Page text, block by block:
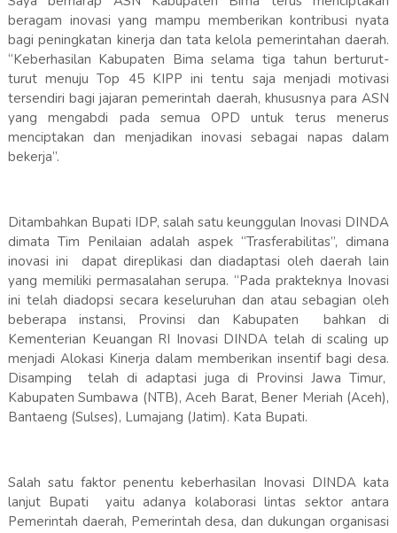
beragam inovasi yang mampu memberikan kontribusi nyata
bagi peningkatan kinerja dan tata kelola pemerintahan daerah.
“Keberhasilan Kabupaten Bima selama tiga tahun berturut-
turut menuju Top 45 KIPP ini tentu saja menjadi motivasi
tersendiri bagi jajaran pemerintah daerah, khususnya para ASN
yang mengabdi pada semua OPD untuk terus menerus
menciptakan dan menjadikan inovasi sebagai napas dalam
bekerja”.
Ditambahkan Bupati IDP, salah satu keunggulan Inovasi DINDA
dimata Tim Penilaian adalah aspek “Trasferabilitas”, dimana
inovasi ini dapat direplikasi dan diadaptasi oleh daerah lain
yang memiliki permasalahan serupa. “Pada prakteknya Inovasi
ini telah diadopsi secara keseluruhan dan atau sebagian oleh
beberapa instansi, Provinsi dan Kabupaten bahkan di
Kementerian Keuangan RI Inovasi DINDA telah di scaling up
menjadi Alokasi Kinerja dalam memberikan insentif bagi desa.
Disamping telah di adaptasi juga di Provinsi Jawa Timur,
Kabupaten Sumbawa (NTB), Aceh Barat, Bener Meriah (Aceh),
Bantaeng (Sulses), Lumajang (Jatim). Kata Bupati.
Salah satu faktor penentu keberhasilan Inovasi DINDA kata
lanjut Bupati yaitu adanya kolaborasi lintas sektor antara
Pemerintah daerah, Pemerintah desa, dan dukungan organisasi